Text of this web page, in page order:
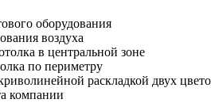
оборудования
воздуха
в центральной зоне
по периметру
раскладкой двух
компании